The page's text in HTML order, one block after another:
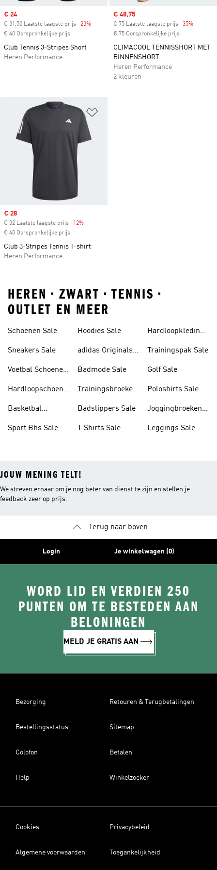
Sale price
€ 24
€ 31,50 Laatste laagste prijs -23% Discount
€ 40 Oorspronkelijke prijs
Club Tennis 3-Stripes Short
Heren Performance
Sale price
€ 48,75
€ 75 Laatste laagste prijs -35%
€ 75 Oorspronkelijke prijs
CLIMACOOL TENNISSHORT MET
BINNENSHORT
Heren Performance
2 kleuren
Sale price
€ 28
€ 32 Laatste laagste prijs -12%
€ 40 Oorspronkelijke prijs
Club 3-Stripes Tennis T-shirt
Heren Performance
HEREN • ZWART • TENNIS •
OUTLET EN MEER
Schoenen Sale
Sneakers Sale
Voetbal Schoenen
Hardloopschoenen
Basketbal
Sport Bhs Sale
Hoodies Sale
adidas Originals
Badmode Sale
Trainingsbroeken
Badslippers Sale
T Shirts Sale
Hardloopkleding
Trainingspak Sale
Golf Sale
Poloshirts Sale
Joggingbroeken
Leggings Sale
JOUW MENING TELT!
We streven ernaar om je nog beter van dienst te zijn en stellen je
feedback zeer op prijs.
Terug naar boven
Login Je winkelwagen (0)
WORD LID EN VERDIEN 250
PUNTEN OM TE BESTEDEN AAN
BELONINGEN
MELD JE GRATIS AAN
Bezorging Retouren & Terugbetalingen
Bestellingsstatus Sitemap
Colofon Betalen
Help Winkelzoeker
Cookies Privacybeleid
Algemene voorwaarden Toegankelijkheid